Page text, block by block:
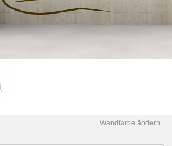
Wandfarbe ändern